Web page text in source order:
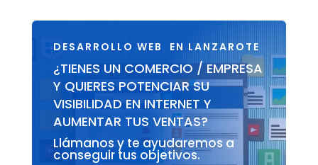
DESARROLLO WEB EN LANZAROTE
¿TIENES UN COMERCIO / EMPRESA
Y QUIERES POTENCIAR SU
VISIBILIDAD EN INTERNET Y
AUMENTAR TUS VENTAS?
Llámanos y te ayudaremos a
conseguir tus objetivos.